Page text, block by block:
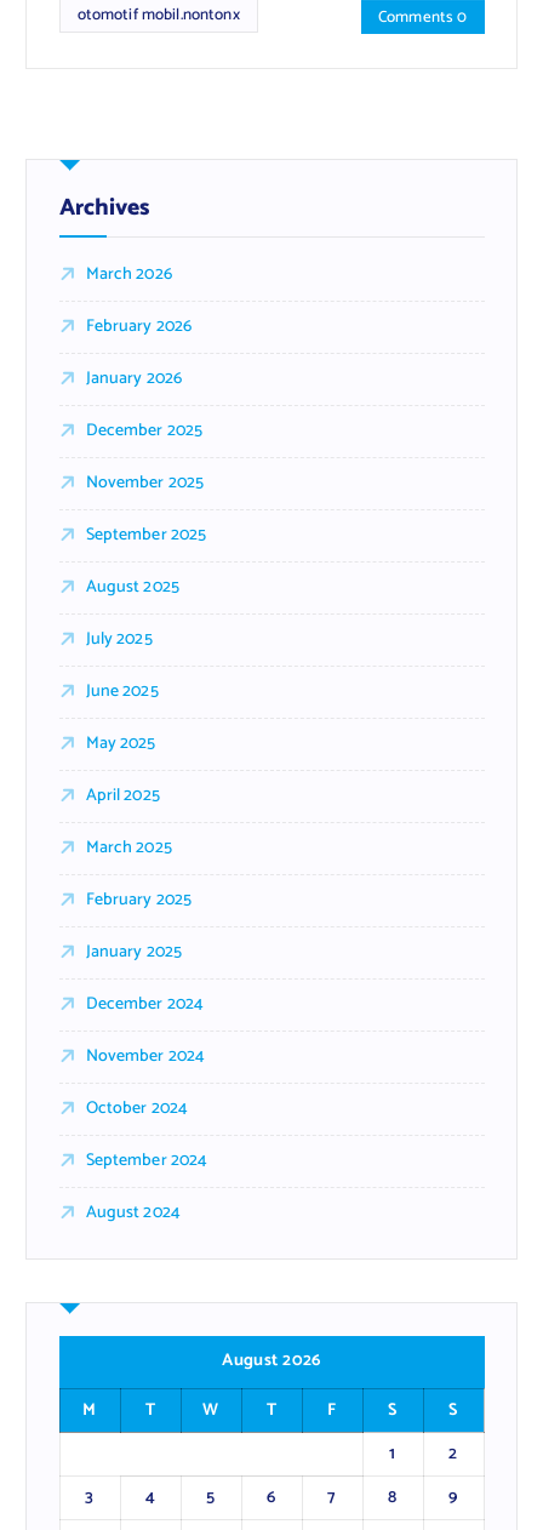
otomotif mobil.nontonx Comments 0
Archives
March 2026
February 2026
January 2026
December 2025
November 2025
September 2025
August 2025
July 2025
June 2025
May 2025
April 2025
March 2025
February 2025
January 2025
December 2024
November 2024
October 2024
September 2024
August 2024
August 2026
M
T W T F S
S
1
2
3
4 5 6 7 8
9